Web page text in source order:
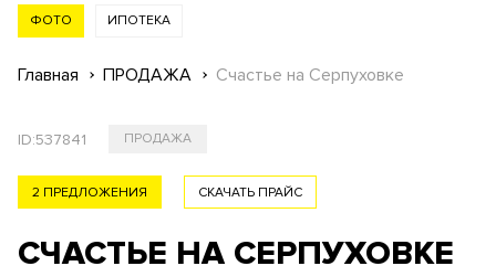
ФОТО ИПОТЕКА
Главная ПРОДАЖА Счастье на Серпуховке
ID:537841 ПРОДАЖА
СКАЧАТЬ ПРАЙС
2 ПРЕДЛОЖЕНИЯ
СЧАСТЬЕ НА СЕРПУХОВКЕ